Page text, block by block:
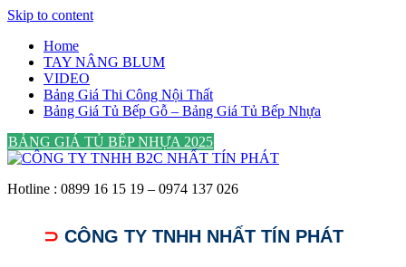
Skip to content
Home
TAY NÂNG BLUM
VIDEO
Bảng Giá Thi Công Nội Thất
Bảng Giá Tủ Bếp Gỗ – Bảng Giá Tủ Bếp Nhựa
BẢNG GIÁ TỦ BẾP NHỰA 2025
Hotline : 0899 16 15 19 – 0974 137 026
⊃ CÔNG TY TNHH NHẤT TÍN PHÁT